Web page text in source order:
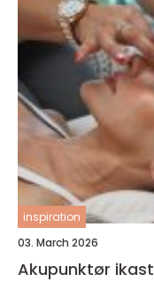
inspiration
03. March 2026
Akupunktør ikast sådan kan akupunktur